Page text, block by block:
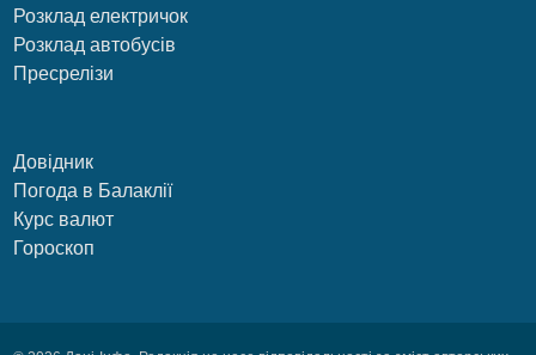
Розклад електричок
Розклад автобусів
Пресрелізи
Довідник
Погода в Балаклії
Курс валют
Гороскоп